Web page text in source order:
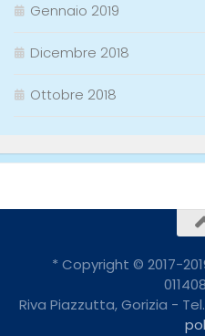
Gennaio 2019
Dicembre 2018
Ottobre 2018
* Copyright © 2017-
Riva Piazzutta, Gorizia -